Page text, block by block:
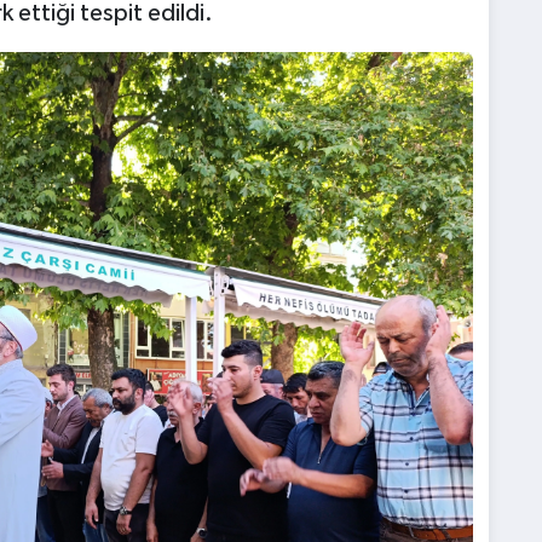
ettiği tespit edildi.